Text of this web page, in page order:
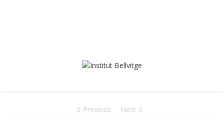
Previous Next